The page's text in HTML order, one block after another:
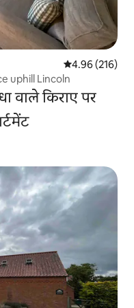
औसत रेटिंग 5 में से
4.96 (216)
uphill Lincoln
वाले किराए पर